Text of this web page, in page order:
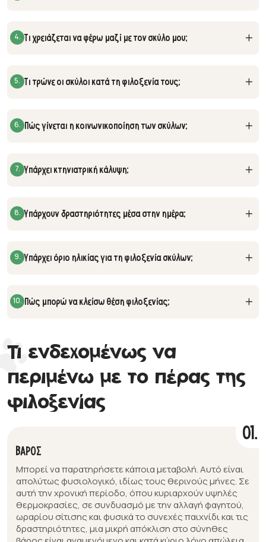
4. Τι χρειάζεται να φέρω μαζί με τον σκύλο μου;
5. Τι τρώνε οι σκύλοι κατά τη φιλοξενία τους;
6. Πώς γίνεται η κοινωνικοποίηση των σκύλων;
7. Υπάρχει κτηνιατρική κάλυψη;
8. Υπάρχουν δραστηριότητες μέσα στην ημέρα;
9. Υπάρχει όριο ηλικίας για τη φιλοξενία σκύλων;
10. Πώς μπορώ να κλείσω θέση φιλοξενίας;
Τι ενδεχομένως να
περιμένω με το πέρας της
φιλοξενίας
01.
ΒΑΡΟΣ
Μπορεί να παρατηρήσετε κάποια μεταβολή. Αυτό είναι
απολύτως φυσιολογικό, ιδίως τους θερινούς μήνες. Σε
αυτή την χρονική περίοδο, όπου κυριαρχούν υψηλές
θερμοκρασίες, σε συνδυασμό με την αλλαγή φαγητού,
ωραρίου σίτισης και φυσικά το συνεχές παιχνίδι και τις
δραστηριότητες, μια μικρή απόκλιση στο σύνηθες